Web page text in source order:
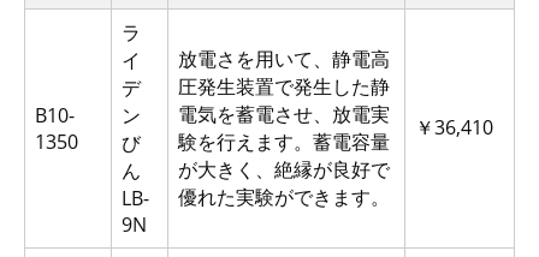
B10-
1350
ラ
イ
デ
ン
び
ん
LB-
9N
放電さを用いて、静電高
圧発生装置で発生した静
電気を蓄電させ、放電実
験を行えます。蓄電容量
が大きく、絶縁が良好で
優れた実験ができます。
￥36,410